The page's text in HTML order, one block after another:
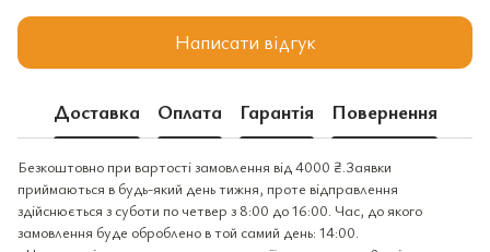
Написати відгук
Доставка Оплата Гарантія Повернення
Безкоштовно при вартості замовлення від 4000 ₴.Заявки
приймаються в будь-який день тижня, проте відправлення
здійснюється з суботи по четвер з 8:00 до 16:00. Час, до якого
замовлення буде оброблено в той самий день: 14:00.